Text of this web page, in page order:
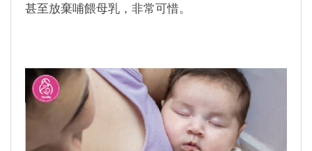
甚至放棄哺餵母乳，非常可惜。